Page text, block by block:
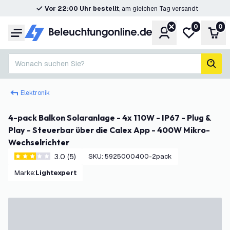
Vor 22:00 Uhr bestellt, am gleichen Tag versandt
Menü KontoMeine
0 0
Wonach suchen Sie?
Elektronik
4-pack Balkon Solaranlage - 4x 110W - IP67 - Plug &
Play - Steuerbar über die Calex App - 400W Mikro-
Wechselrichter
3 Bewertungssterne
3.0 (5) SKU: 5925000400-2pack
Marke: Lightexpert